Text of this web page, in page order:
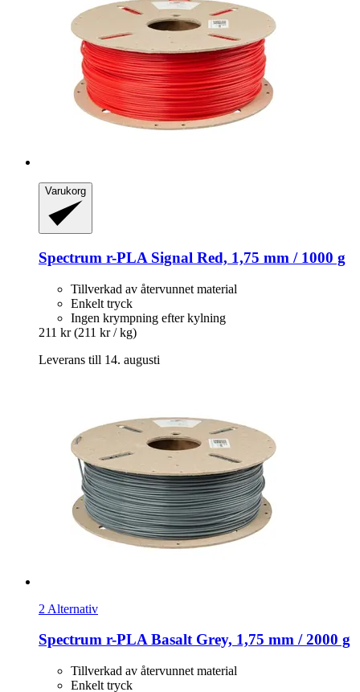
Varukorg
Spectrum r-​PLA Signal Red, 1,75 mm / 1000 g
Tillverkad av återvunnet material
Enkelt tryck
Ingen krympning efter kylning
211 kr (211 kr / kg)
Leverans till 14. augusti
2 Alternativ
Spectrum r-​PLA Basalt Grey, 1,75 mm / 2000 g
Tillverkad av återvunnet material
Enkelt tryck